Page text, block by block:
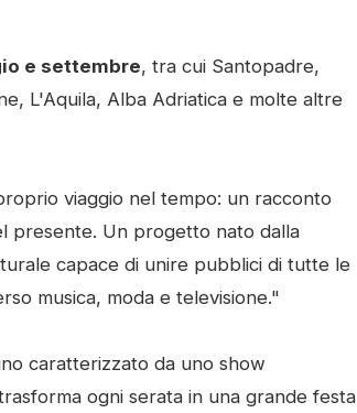
e settembre, tra cui Santopadre,
L'Aquila, Alba Adriatica e molte altre
viaggio nel tempo: un racconto
presente. Un progetto nato dalla
capace di unire pubblici di tutte le
musica, moda e televisione."
caratterizzato da uno show
ogni serata in una grande festa